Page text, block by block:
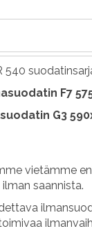
540
F7
G3
vietämme
saannista.